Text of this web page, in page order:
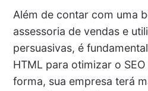
Além de contar com uma
assessoria de vendas e
persuasivas, é
HTML para otimizar o
forma, sua empresa terá